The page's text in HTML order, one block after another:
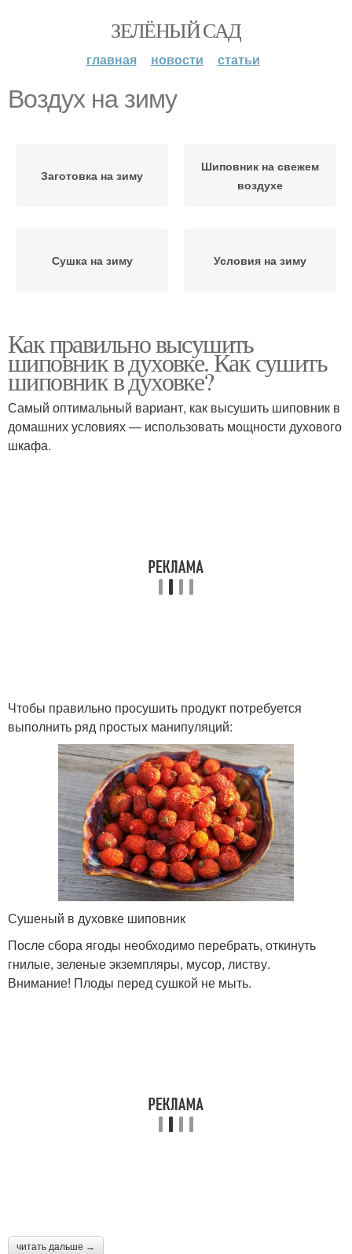
ЗЕЛЁНЫЙ САД
главная новости статьи
Воздух на зиму
Заготовка на зиму
Шиповник на свежем
воздухе
Сушка на зиму Условия на зиму
Как правильно высушить
шиповник в духовке. Как сушить
шиповник в духовке?
Самый оптимальный вариант, как высушить шиповник в
домашних условиях — использовать мощности духового
шкафа.
Чтобы правильно просушить продукт потребуется
выполнить ряд простых манипуляций:
Сушеный в духовке шиповник
После сбора ягоды необходимо перебрать, откинуть
гнилые, зеленые экземпляры, мусор, листву.
Внимание! Плоды перед сушкой не мыть.
читать дальше →